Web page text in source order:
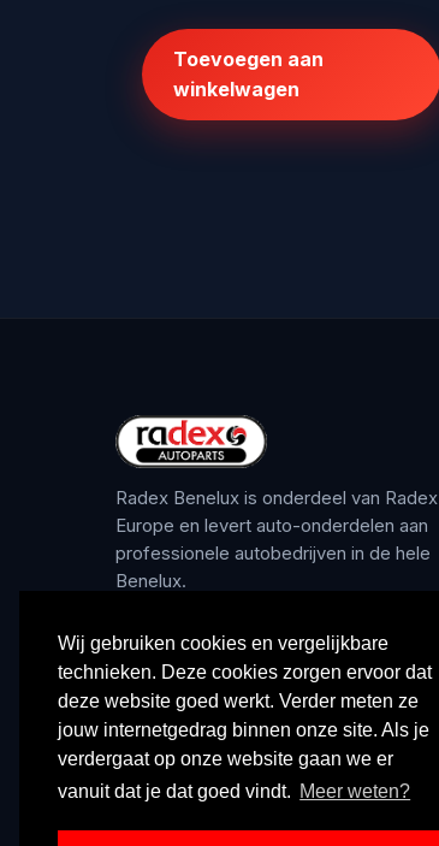
Wij gebruiken cookies en vergelijkbare
technieken. Deze cookies zorgen ervoor dat
deze website goed werkt. Verder meten ze
jouw internetgedrag binnen onze site. Als je
verdergaat op onze website gaan we er
vanuit dat je dat goed vindt. Meer weten?
€225,62.€199,00.
Toevoegen aan
winkelwagen
Radex Benelux is onderdeel van Radex
Europe en levert auto-onderdelen aan
professionele autobedrijven in de hele
Benelux.